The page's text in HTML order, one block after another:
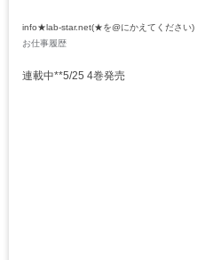
info★lab-star.net(★を@にかえてください)
お仕事履歴
連載中**5/25 4巻発売